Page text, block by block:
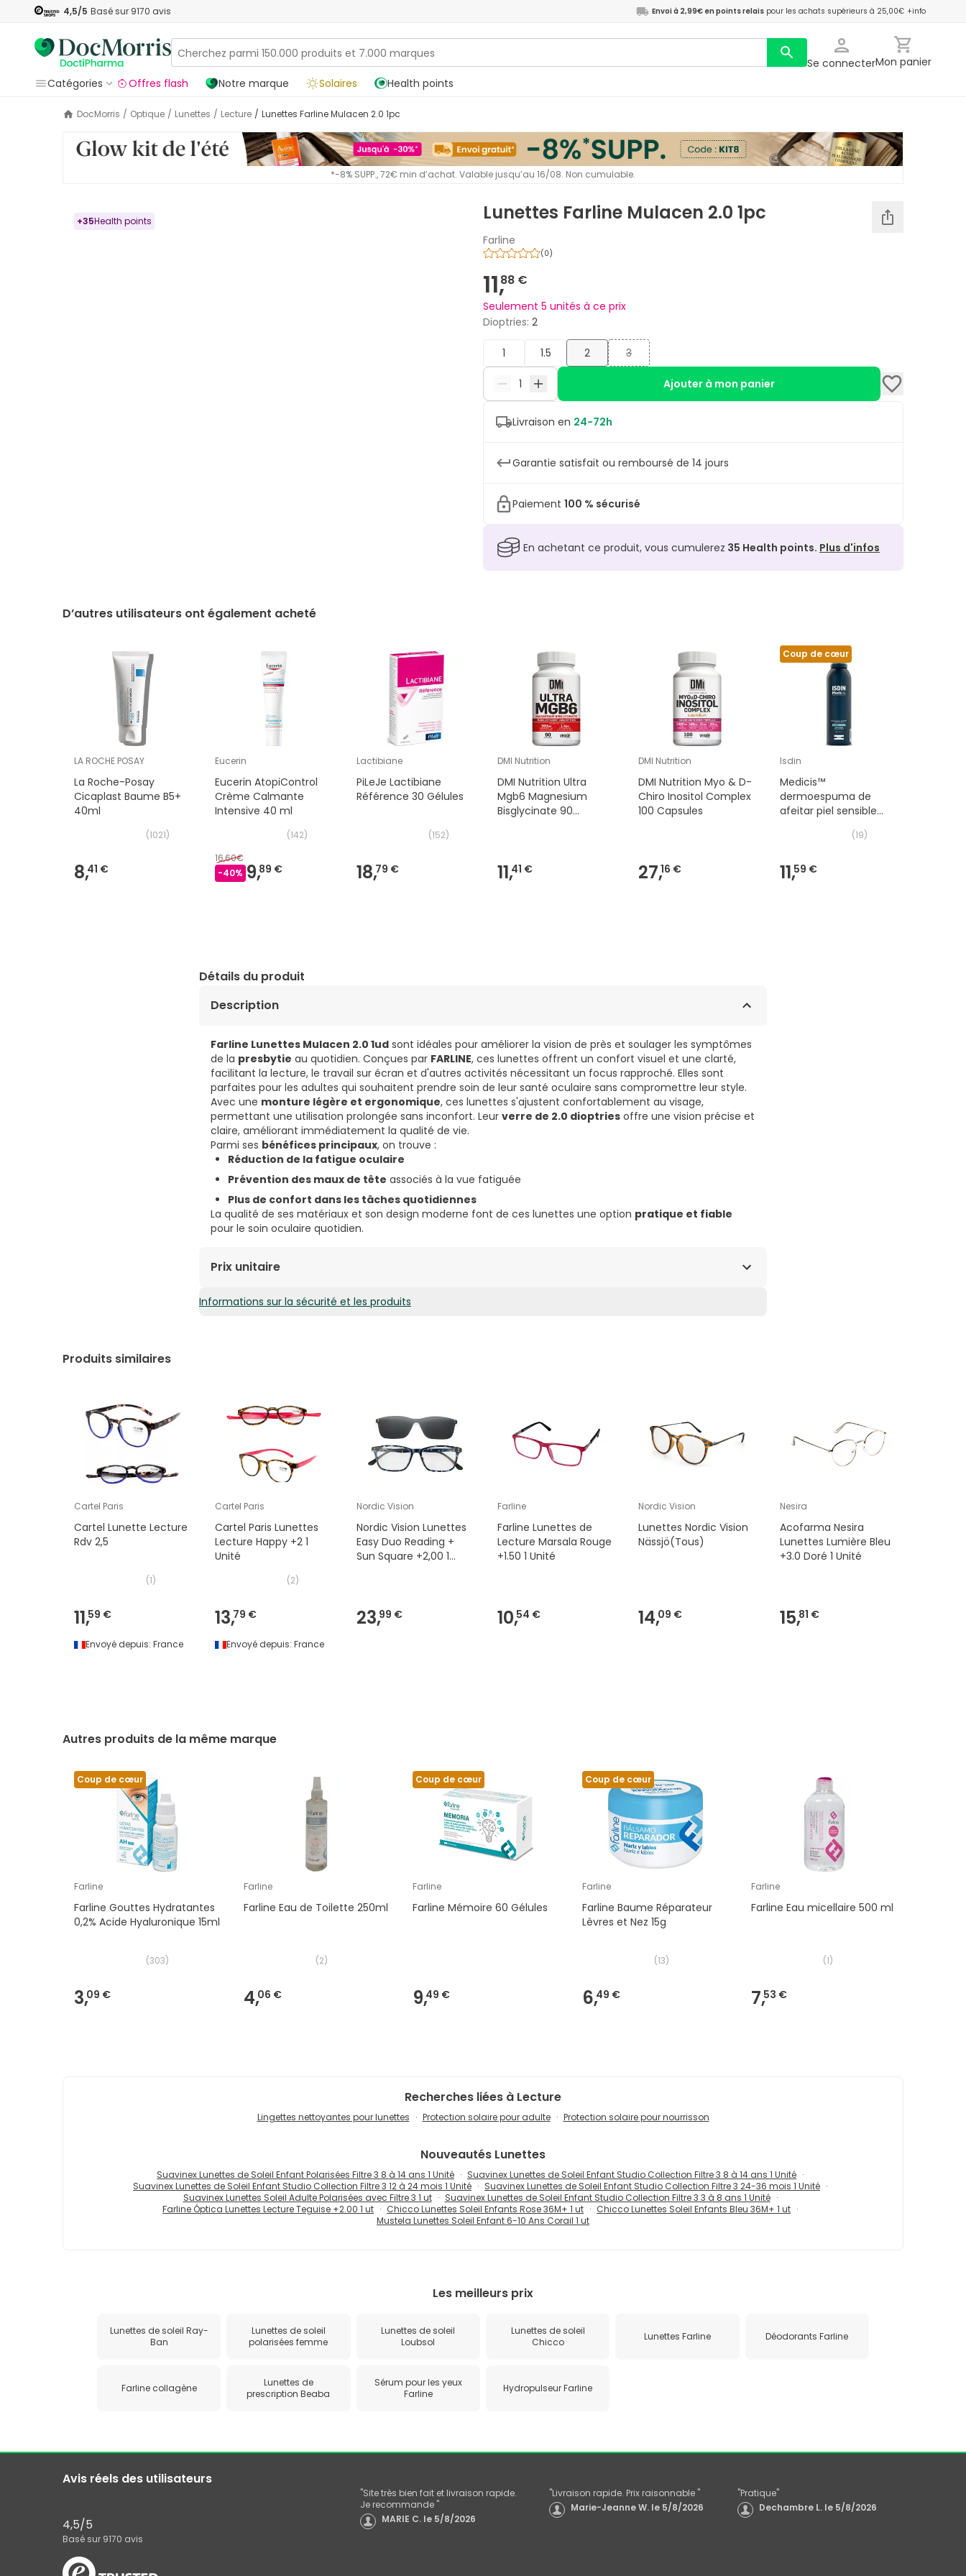
4,5/5 Basé sur 9170 avis Envoi à 2,99€ en points relais pour les achats supérieurs à 25,00€ +info
Se connecterMon panier
Catégories
Offres flash Notre marque Solaires Health points
DocMorris / Optique / Lunettes / Lecture / Lunettes Farline Mulacen 2.0 1pc
*-8% SUPP., 72€ min d’achat. Valable jusqu’au 16/08. Non cumulable.
+35Health points Lunettes Farline Mulacen 2.0 1pc
Farline
(0)
11,88 €
Seulement 5 unités à ce prix
Dioptries: 2
1 1.5 2 3
Ajouter à mon panier
Livraison en 24-72h
Garantie satisfait ou remboursé de 14 jours
Paiement 100 % sécurisé
En achetant ce produit, vous cumulerez 35 Health points. Plus d'infos
D’autres utilisateurs ont également acheté
LA ROCHE POSAY
La Roche-Posay
Cicaplast Baume B5+
40ml
(1021)
8,41 €
Eucerin
Eucerin AtopiControl
Crème Calmante
Intensive 40 ml
(142)
16,60€
-40% 9,89 €
Lactibiane
PiLeJe Lactibiane
Référence 30 Gélules
(152)
18,79 €
DMI Nutrition
DMI Nutrition Ultra
Mgb6 Magnesium
Bisglycinate 90
11,41 €
DMI Nutrition
DMI Nutrition Myo & D-
Chiro Inositol Complex
100 Capsules
27,16 €
Coup de cœur
Isdin
Medicis™
dermoespuma de
afeitar piel sensible
(19)
11,59 €
Détails du produit
Description
Farline Lunettes Mulacen 2.0 1ud sont idéales pour améliorer la vision de près et soulager les symptômes
de la presbytie au quotidien. Conçues par FARLINE, ces lunettes offrent un confort visuel et une clarté,
facilitant la lecture, le travail sur écran et d'autres activités nécessitant un focus rapproché. Elles sont
parfaites pour les adultes qui souhaitent prendre soin de leur santé oculaire sans compromettre leur style.
Avec une monture légère et ergonomique, ces lunettes s'ajustent confortablement au visage,
permettant une utilisation prolongée sans inconfort. Leur verre de 2.0 dioptries offre une vision précise et
claire, améliorant immédiatement la qualité de vie.
Parmi ses bénéfices principaux, on trouve :
Réduction de la fatigue oculaire
Prévention des maux de tête associés à la vue fatiguée
Plus de confort dans les tâches quotidiennes
La qualité de ses matériaux et son design moderne font de ces lunettes une option pratique et fiable
pour le soin oculaire quotidien.
Prix unitaire
11,88€ / Unités
Informations sur la sécurité et les produits
Produits similaires
Cartel Paris
Cartel Lunette Lecture
Rdv 2,5
(1)
11,59 €
Envoyé depuis: France
Cartel Paris
Cartel Paris Lunettes
Lecture Happy +2 1
Unité
(2)
13,79 €
Envoyé depuis: France
Nordic Vision
Nordic Vision Lunettes
Easy Duo Reading +
Sun Square +2,00 1
23,99 €
Farline
Farline Lunettes de
Lecture Marsala Rouge
+1.50 1 Unité
10,54 €
Nordic Vision
Lunettes Nordic Vision
Nässjö(Tous)
14,09 €
Nesira
Acofarma Nesira
Lunettes Lumière Bleu
+3.0 Doré 1 Unité
15,81 €
Autres produits de la même marque
Coup de cœur
Farline
Farline Gouttes Hydratantes
0,2% Acide Hyaluronique 15ml
(303)
3,09 €
Farline
Farline Eau de Toilette 250ml
(2)
4,06 €
Coup de cœur
Farline
Farline Mémoire 60 Gélules
9,49 €
Coup de cœur
Farline
Farline Baume Réparateur
Lèvres et Nez 15g
(13)
6,49 €
Farline
Farline Eau micellaire 500 ml
(1)
7,53 €
Recherches liées à Lecture
Lingettes nettoyantes pour lunettes Protection solaire pour adulte Protection solaire pour nourrisson
Nouveautés Lunettes
Suavinex Lunettes de Soleil Enfant Polarisées Filtre 3 8 à 14 ans 1 Unité
Suavinex Lunettes de Soleil Enfant Studio Collection Filtre 3 8 à 14 ans 1 Unité
Suavinex Lunettes de Soleil Enfant Studio Collection Filtre 3 12 à 24 mois 1 Unité
Suavinex Lunettes de Soleil Enfant Studio Collection Filtre 3 24-36 mois 1 Unité
Suavinex Lunettes Soleil Adulte Polarisées avec Filtre 3 1 ut
Suavinex Lunettes de Soleil Enfant Studio Collection Filtre 3 3 à 8 ans 1 Unité
Farline Óptica Lunettes Lecture Teguise +2.00 1 ut
Chicco Lunettes Soleil Enfants Rose 36M+ 1 ut
Chicco Lunettes Soleil Enfants Bleu 36M+ 1 ut
Mustela Lunettes Soleil Enfant 6-10 Ans Corail 1 ut
Les meilleurs prix
Lunettes de soleil Ray-
Ban
Lunettes de soleil
polarisées femme
Lunettes de soleil
Loubsol
Lunettes de soleil
Chicco
Lunettes Farline Déodorants Farline
Farline collagène
Lunettes de
prescription Beaba
Sérum pour les yeux
Farline
Hydropulseur Farline
Avis réels des utilisateurs
4,5/5
Basé sur 9170 avis
"Site très bien fait et livraison rapide.
Je recommande "
MARIE C. le 5/8/2026
"Livraison rapide. Prix raisonnable "
Marie-Jeanne W. le 5/8/2026
"Pratique"
Dechambre L. le 5/8/2026